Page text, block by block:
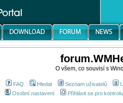
O všem, co souvisí s
FAQ Hledat Seznam uživatelů
Osobní nastavení
Přihlásit se pro